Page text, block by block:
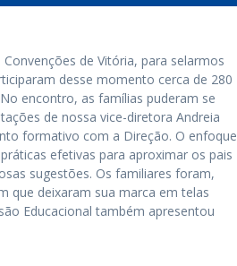
de Vitória, para selarmos
desse momento cerca de 280
encontro, as famílias puderam se
de nossa vice-diretora Andreia
formativo com a Direção. O enfoque
efetivas para aproximar os pais
sugestões. Os familiares foram,
que deixaram sua marca em telas
Educacional também apresentou